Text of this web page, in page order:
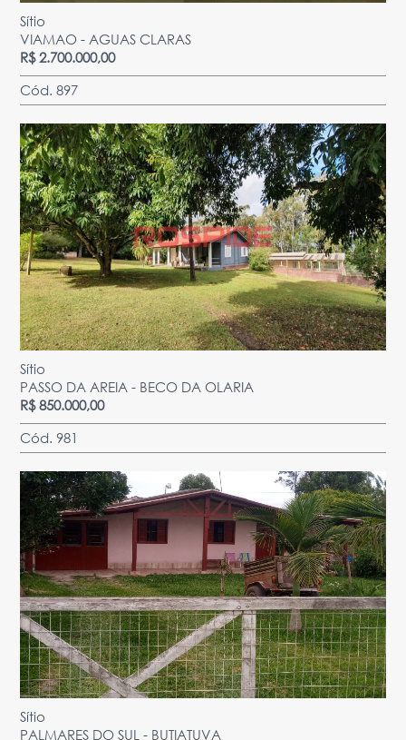
Sítio
VIAMAO - AGUAS CLARAS
R$ 2.700.000,00
Cód. 897
Sítio
PASSO DA AREIA - BECO DA OLARIA
R$ 850.000,00
Cód. 981
Sítio
PALMARES DO SUL - BUTIATUVA